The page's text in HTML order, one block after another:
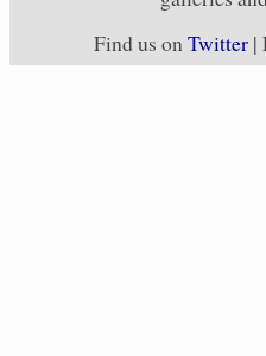
Find us onTwitter |